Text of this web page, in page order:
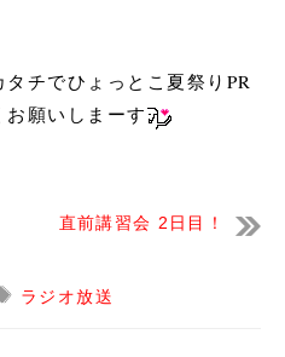
チでひょっとこ夏祭りPR
願いしまーす
直前講習会 2日目！
ラジオ放送